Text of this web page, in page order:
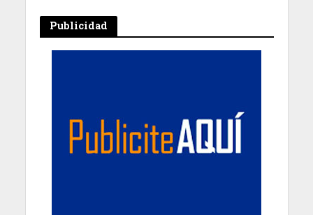
Publicidad